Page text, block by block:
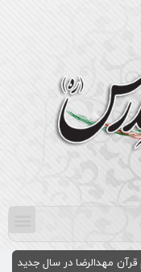
مهدالرضا در سال جدید